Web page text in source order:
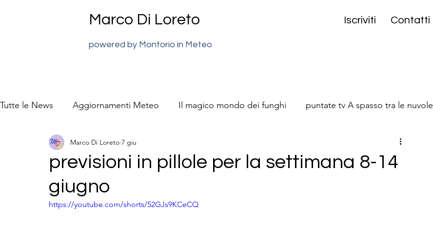
Marco Di Loreto Iscriviti Contatti
powered by Montorio in Meteo
Tutte le News Aggiornamenti Meteo Il magico mondo dei funghi puntate tv A spasso tra le nuvole
previsioni meteo Super J
previsioni in pillole per la settimana 8-14
giugno
Marco Di Loreto 7 giu
https://youtube.com/shorts/52GJs9KCeCQ